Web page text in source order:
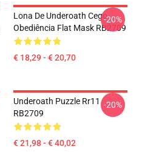
Lona De Underoath Cego
Obediência Flat Mask RB2709
€ 18,29 - € 20,70
-20%
Underoath Puzzle Rr11
RB2709
€ 21,98 - € 40,02
-20%